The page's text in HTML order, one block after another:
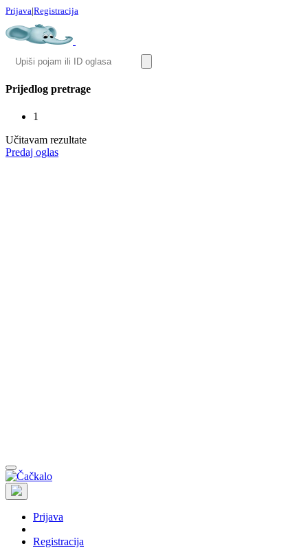
Prijava|Registracija
Prijedlog pretrage
1
Učitavam rezultate
Predaj oglas
Prijava
Registracija